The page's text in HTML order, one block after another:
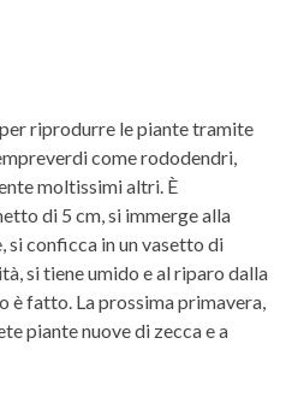
riprodurre le piante tramite
come rododendri,
moltissimi altri. È
di 5 cm, si immerge alla
si conficca in un vasetto di
si tiene umido e al riparo dalla
è fatto. La prossima primavera,
piante nuove di zecca e a